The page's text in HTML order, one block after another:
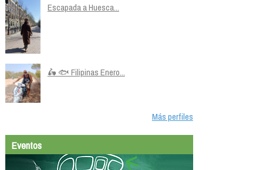
Escapada a Huesca...
🛵 🐟 Filipinas Enero...
Más perfiles
Eventos